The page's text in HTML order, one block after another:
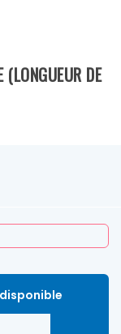
(LONGUEUR DE